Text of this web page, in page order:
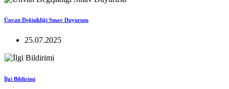
Ünvan Değişikliği Sınav Duyurusu
25.07.2025
İlgi Bildirimi